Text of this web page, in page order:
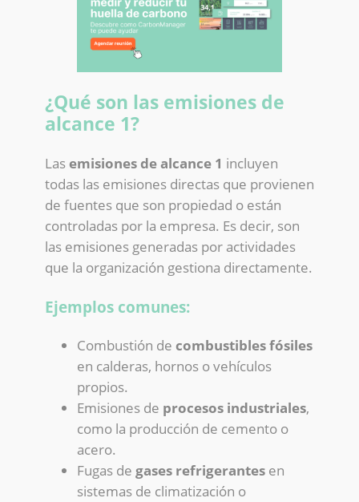
¿Qué son las emisiones de
alcance 1?
Lasemisiones de alcance 1 incluyen
todas las emisiones directas que provienen
de fuentes que son propiedad o están
controladas por la empresa. Es decir, son
las emisiones generadas por actividades
que la organización gestiona directamente.
Ejemplos comunes:
Combustión de combustibles fósiles
en calderas, hornos o vehículos
propios.
Emisiones de procesos industriales,
como la producción de cemento o
acero.
Fugas de gases refrigerantesen
sistemas de climatización o